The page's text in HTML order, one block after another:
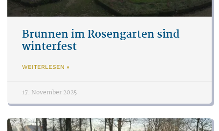
Brunnen im Rosengarten sind
winterfest
WEITERLESEN »
17. November 2025